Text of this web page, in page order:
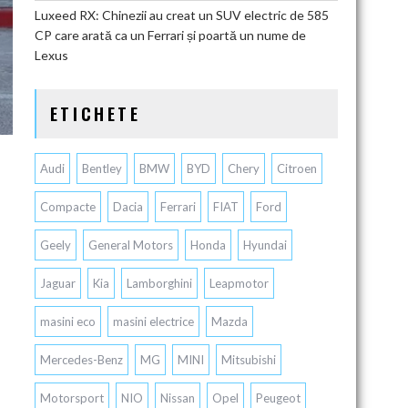
Luxeed RX: Chinezii au creat un SUV electric de 585
CP care arată ca un Ferrari și poartă un nume de
Lexus
ETICHETE
Audi Bentley BMW BYD Chery Citroen
Compacte Dacia Ferrari FIAT Ford
Geely General Motors Honda Hyundai
Jaguar Kia Lamborghini Leapmotor
masini eco masini electrice Mazda
Mercedes-Benz MG MINI Mitsubishi
Motorsport NIO Nissan Opel Peugeot